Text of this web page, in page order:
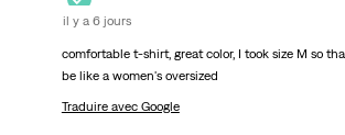
il y a 6 jours
comfortable t-shirt, great color, I took size M so
be like a women's oversized
Traduire avec Google